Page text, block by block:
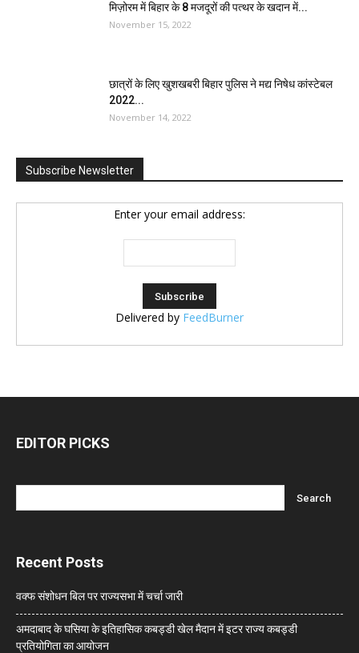
मिज़ोरम में बिहार के 8 मजदूरों की पत्थर के खदान में...
November 15, 2022
छात्रों के लिए खुशखबरी बिहार पुलिस ने मद्य निषेध कांस्टेबल
2022...
November 14, 2022
Subscribe Newsletter
Enter your email address:
Delivered by FeedBurner
EDITOR PICKS
Recent Posts
वक्फ संशोधन बिल पर राज्यसभा में चर्चा जारी
अमदाबाद के घसिया के इतिहासिक कबड्डी खेल मैदान में इटर राज्य कबड्डी
प्रतियोगिता का आयोजन